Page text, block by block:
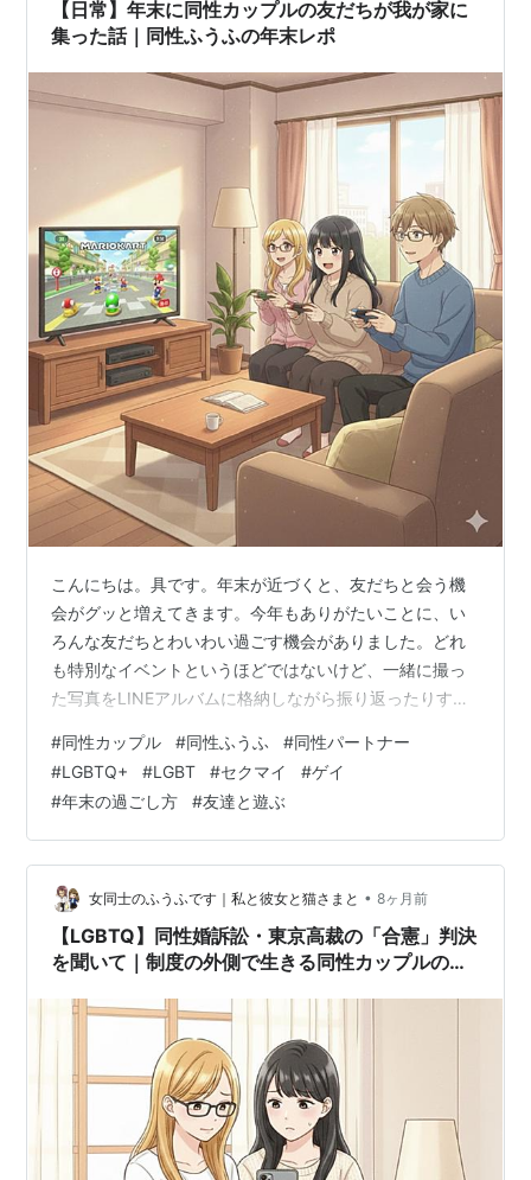
【日常】年末に同性カップルの友だちが我が家に
集った話｜同性ふうふの年末レポ
こんにちは。具です。年末が近づくと、友だちと会う機
会がグッと増えてきます。今年もありがたいことに、い
ろんな友だちとわいわい過ごす機会がありました。どれ
も特別なイベントというほどではないけど、一緒に撮っ
た写真をLINEアルバムに格納しながら振り返ったりする
「年末にお友だちと過ごした記録」を書いてみようと思
います。 ☕️12月中旬、ゆきさんとわいわい過ごした一日
🍖12月下旬ーーお友だちふうふとお泊まりした日 お誕生
日のお祝いと特大エビフライ ネトフリやゲームでだらだ
らな午後と肉納め ✏️性教育コミュニティとのオンライン
忘年会 🌈おわりに：今年もあ…
#同性カップル #同性ふうふ #同性パートナー
#LGBTQ+ #LGBT #セクマイ #ゲイ
#年末の過ごし方 #友達と遊ぶ
女同士のふうふです｜私と彼女と猫さまと • 8ヶ月前
【LGBTQ】同性婚訴訟・東京高裁の「合憲」判決
を聞いて｜制度の外側で生きる同性カップルの思